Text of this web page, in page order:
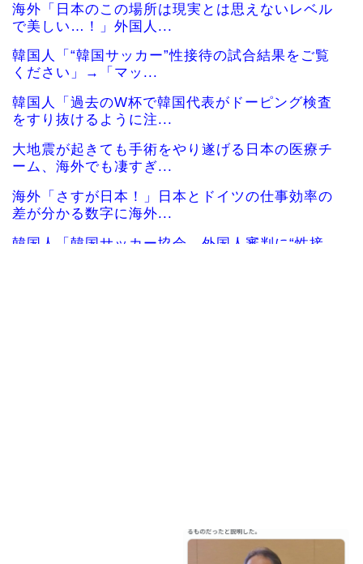
海外「日本のこの場所は現実とは思えないレベル
で美しい…！」外国人...
韓国人「“韓国サッカー”性接待の試合結果をご覧
ください」→「マッ...
韓国人「過去のW杯で韓国代表がドーピング検査
をすり抜けるように注...
大地震が起きても手術をやり遂げる日本の医療チ
ーム、海外でも凄すぎ...
海外「さすが日本！」日本とドイツの仕事効率の
差が分かる数字に海外...
韓国人「韓国サッカー協会、外国人審判に“性接